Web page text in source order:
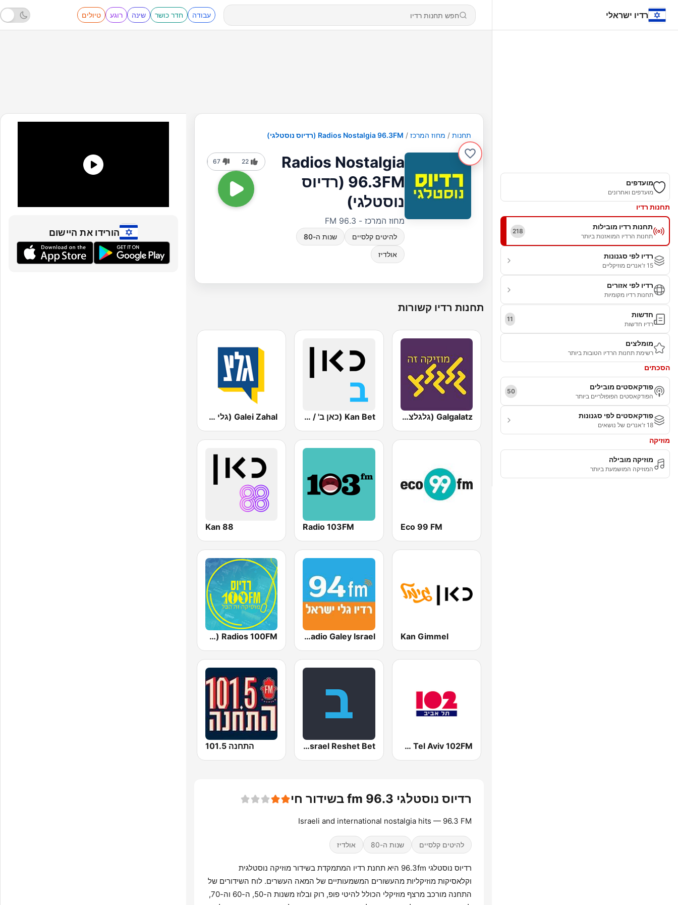
רדיו ישראלי עבודה חדר כושר שינה רוגע טיולים
מועדפים
מועדפים ואחרונים
תחנות רדיו
תחנות רדיו מובילות
תחנות הרדיו המואזנות ביותר
218
רדיו לפי סגנונות
15 ז'אנרים מוזיקליים
רדיו לפי אזורים
תחנות רדיו מקומיות
חדשות
רדיו חדשות
11
מומלצים
רשימת תחנות הרדיו הטובות ביותר
הסכתים
פודקאסטים מובילים
הפודקאסטים הפופולריים ביותר
50
פודקאסטים לפי סגנונות
18 ז'אנרים של נושאים
מוזיקה
מוזיקה מובילה
המוזיקה המושמעת ביותר
תחנות מחוז המרכז Radios Nostalgia 96.3FM (רדיוס נוסטלגי)
Radios Nostalgia
96.3FM (רדיוס
נוסטלגי)
מחוז המרכז - 96.3 FM
להיטים קלסיים שנות ה-80
אולדיז
22
67
תחנות רדיו קשורות
Galgalatz (גלגלצ רדיו) Kan Bet (כאן ב' / רשת ב') Galei Zahal (גלי צה"ל)
Eco 99 FM
Radio 103FM
Kan 88
Kan Gimmel Radio Galey Israel (רדיו גלי ישראל) Radios 100FM (רדיוס)
Radio Tel Aviv 102FM (רדיו תל אביב) Kol Israel Reshet Bet התחנה 101.5
רדיוס נוסטלגי 96.3 fm בשידור חי
Israeli and international nostalgia hits — 96.3 FM
להיטים קלסיים שנות ה-80 אולדיז
רדיוס נוסטלגי 96.3fm היא תחנת רדיו המתמקדת בשידור מוזיקה נוסטלגית
וקלאסיקות מוזיקליות מהעשורים המשמעותיים של המאה העשרים. לוח השידורים של
התחנה מורכב מרצף מוזיקלי הכולל להיטי פופ, רוק ובלוז משנות ה-50, ה-60 וה-70,
הורידו את היישום